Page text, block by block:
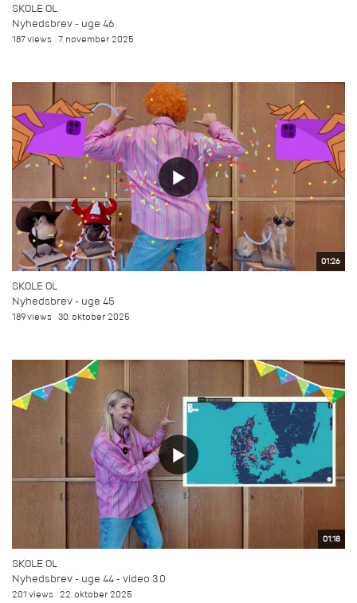
SKOLE OL
Nyhedsbrev - uge 46
187 views 7. november 2025
01:26
SKOLE OL
Nyhedsbrev - uge 45
189 views 30. oktober 2025
01:18
SKOLE OL
Nyhedsbrev - uge 44 - video 3.0
201 views 22. oktober 2025